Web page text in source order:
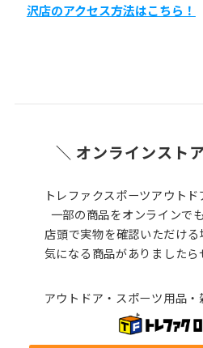
沢店のアクセス方法はこちら！
＼ オンラインスト
トレファクスポーツアウトド
一部の商品をオンラインで
店頭で実物を確認いただける
気になる商品がありましたら
アウトドア・スポーツ用品